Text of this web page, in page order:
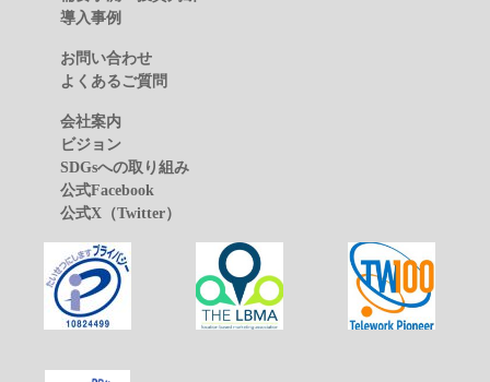
導入事例
お問い合わせ
よくあるご質問
会社案内
ビジョン
SDGsへの取り組み
公式Facebook
公式X（Twitter）